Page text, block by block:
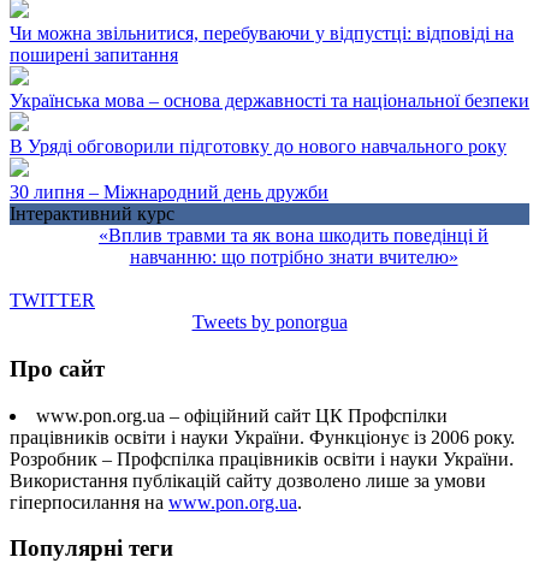
Чи можна звільнитися, перебуваючи у відпустці: відповіді на
поширені запитання
Українська мова – основа державності та національної безпеки
В Уряді обговорили підготовку до нового навчального року
30 липня – Міжнародний день дружби
Інтерактивний курс
«Вплив травми та як вона шкодить поведінці й
навчанню: що потрібно знати вчителю»
TWITTER
Tweets by ponorgua
Про сайт
www.pon.org.ua – офіційний сайт ЦК Профспілки
працівників освіти і науки України. Функціонує із 2006 року.
Розробник – Профспілка працівників освіти і науки України.
Використання публікацій сайту дозволено лише за умови
гіперпосилання на www.pon.org.ua.
Популярні теги